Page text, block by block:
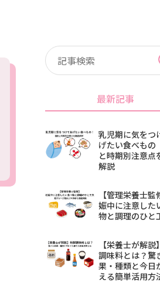
最新記事
乳児期に気をつ
げたい食べもの
と時期別注意点
解説
【管理栄養士監
娠中に注意した
物と調理のひと
【栄養士が解説
調味料とは？驚
果・種類と今日
える簡単活用方